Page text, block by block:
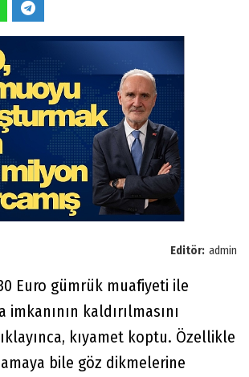
Editör: admin
Euro gümrük muafiyeti ile
imkanının kaldırılmasını
kıyamet koptu. Özellikle
bile göz dikmelerine